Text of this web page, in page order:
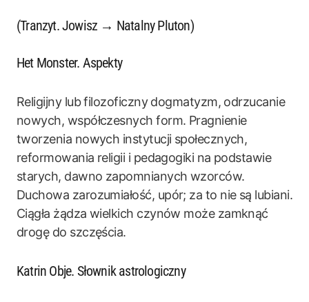
(Tranzyt. Jowisz → Natalny Pluton)
Het Monster. Aspekty
Religijny lub filozoficzny dogmatyzm, odrzucanie
nowych, współczesnych form. Pragnienie
tworzenia nowych instytucji społecznych,
reformowania religii i pedagogiki na podstawie
starych, dawno zapomnianych wzorców.
Duchowa zarozumiałość, upór; za to nie są lubiani.
Ciągła żądza wielkich czynów może zamknąć
drogę do szczęścia.
Katrin Obje. Słownik astrologiczny